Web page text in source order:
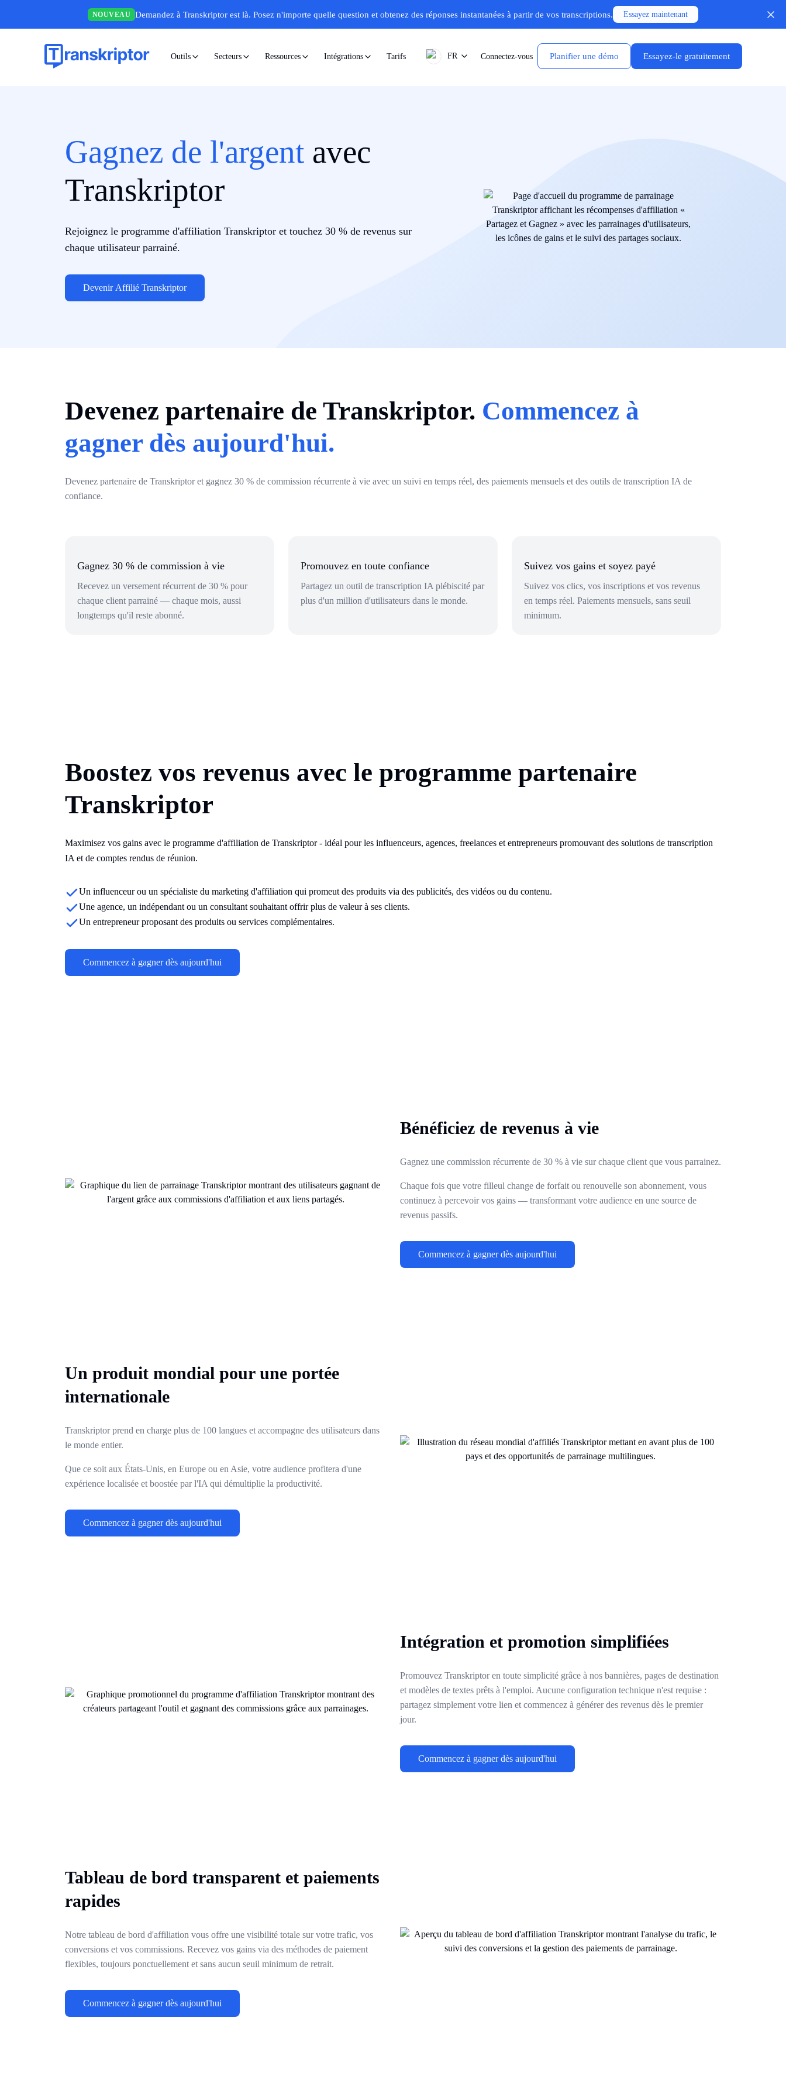
NOUVEAU Demandez à Transkriptor est là. Posez n'importe quelle question et obtenez des réponses instantanées à partir de vos transcriptions. Essayez maintenant
Outils Secteurs Ressources Intégrations Tarifs FR Connectez-vous Planifier une démo Essayez-le gratuitement
Gagnez de l'argent avec
Transkriptor
Rejoignez le programme d'affiliation Transkriptor et touchez 30 % de revenus sur
chaque utilisateur parrainé.
Devenir Affilié Transkriptor
Devenez partenaire de Transkriptor. Commencez à
gagner dès aujourd'hui.
Devenez partenaire de Transkriptor et gagnez 30 % de commission récurrente à vie avec un suivi en temps réel, des paiements mensuels et des outils de transcription IA de
confiance.
Gagnez 30 % de commission à vie
Recevez un versement récurrent de 30 % pour
chaque client parrainé — chaque mois, aussi
longtemps qu'il reste abonné.
Promouvez en toute confiance
Partagez un outil de transcription IA plébiscité par
plus d'un million d'utilisateurs dans le monde.
Suivez vos gains et soyez payé
Suivez vos clics, vos inscriptions et vos revenus
en temps réel. Paiements mensuels, sans seuil
minimum.
Boostez vos revenus avec le programme partenaire
Transkriptor
Maximisez vos gains avec le programme d'affiliation de Transkriptor - idéal pour les influenceurs, agences, freelances et entrepreneurs promouvant des solutions de transcription
IA et de comptes rendus de réunion.
Un influenceur ou un spécialiste du marketing d'affiliation qui promeut des produits via des publicités, des vidéos ou du contenu.
Une agence, un indépendant ou un consultant souhaitant offrir plus de valeur à ses clients.
Un entrepreneur proposant des produits ou services complémentaires.
Commencez à gagner dès aujourd'hui
Bénéficiez de revenus à vie
Gagnez une commission récurrente de 30 % à vie sur chaque client que vous parrainez.
Chaque fois que votre filleul change de forfait ou renouvelle son abonnement, vous
continuez à percevoir vos gains — transformant votre audience en une source de
revenus passifs.
Commencez à gagner dès aujourd'hui
Un produit mondial pour une portée
internationale
Transkriptor prend en charge plus de 100 langues et accompagne des utilisateurs dans
le monde entier.
Que ce soit aux États-Unis, en Europe ou en Asie, votre audience profitera d'une
expérience localisée et boostée par l'IA qui démultiplie la productivité.
Commencez à gagner dès aujourd'hui
Intégration et promotion simplifiées
Promouvez Transkriptor en toute simplicité grâce à nos bannières, pages de destination
et modèles de textes prêts à l'emploi. Aucune configuration technique n'est requise :
partagez simplement votre lien et commencez à générer des revenus dès le premier
jour.
Commencez à gagner dès aujourd'hui
Tableau de bord transparent et paiements
rapides
Notre tableau de bord d'affiliation vous offre une visibilité totale sur votre trafic, vos
conversions et vos commissions. Recevez vos gains via des méthodes de paiement
flexibles, toujours ponctuellement et sans aucun seuil minimum de retrait.
Commencez à gagner dès aujourd'hui